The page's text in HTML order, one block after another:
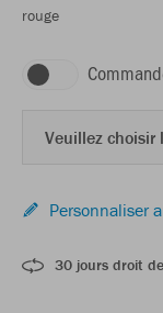
rouge
Veuillez choisir
Personnaliser
30 jours droit